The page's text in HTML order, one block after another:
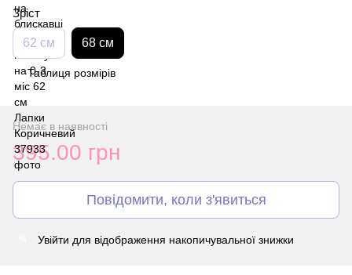
Зріст
62 см 68 см
Таблиця розмірів
Немає в наявності
395.00 грн
Повідомити, коли з'явиться
Увійти для відображення накопичувальної знижки